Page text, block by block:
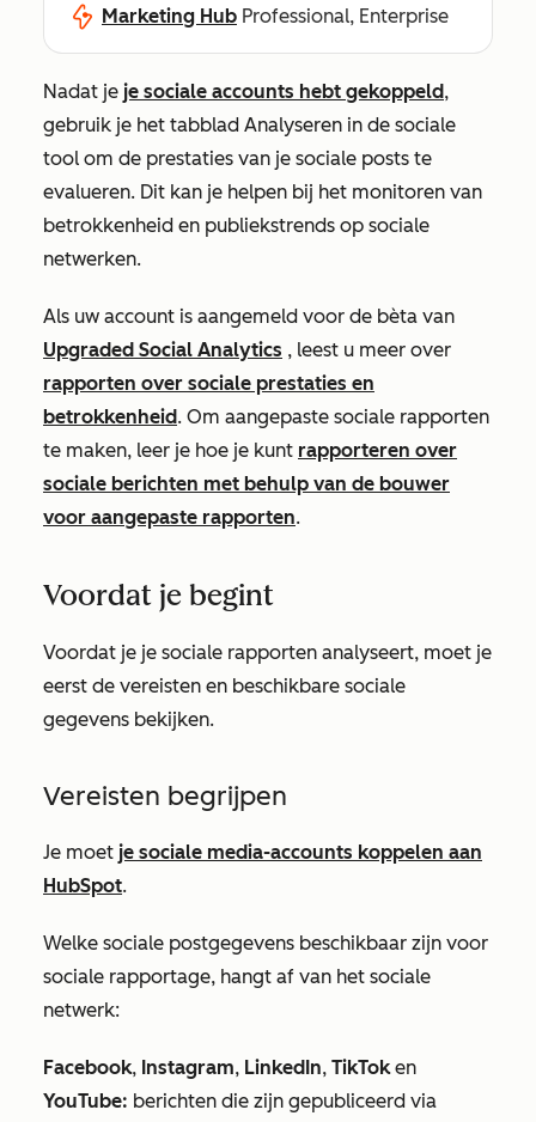
Marketing Hub Professional, Enterprise
Nadat je je sociale accounts hebt gekoppeld,
gebruik je het tabblad Analyseren in de sociale
tool om de prestaties van je sociale posts te
evalueren. Dit kan je helpen bij het monitoren van
betrokkenheid en publiekstrends op sociale
netwerken.
Als uw account is aangemeld voor de bèta van
Upgraded Social Analytics , leest u meer over
rapporten over sociale prestaties en
betrokkenheid. Om aangepaste sociale rapporten
te maken, leer je hoe je kunt rapporteren over
sociale berichten met behulp van de bouwer
voor aangepaste rapporten.
Voordat je begint
Voordat je je sociale rapporten analyseert, moet je
eerst de vereisten en beschikbare sociale
gegevens bekijken.
Vereisten begrijpen
Je moet je sociale media-accounts koppelen aan
HubSpot.
Welke sociale postgegevens beschikbaar zijn voor
sociale rapportage, hangt af van het sociale
netwerk:
Facebook, Instagram, LinkedIn, TikToken
YouTube: berichten die zijn gepubliceerd via